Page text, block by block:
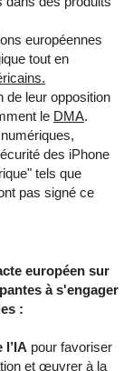
européennes
tout en
de leur opposition
le DMA.
des iPhone
tels que
pas signé ce
européen sur
à s'engager
:
pour favoriser
et œuvrer à la